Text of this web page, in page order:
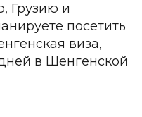
Грузию и
посетить
виза,
в Шенгенской